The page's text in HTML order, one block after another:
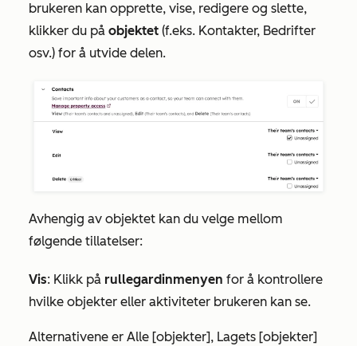
brukeren kan opprette, vise, redigere og slette,
klikker du på objektet (f.eks. Kontakter, Bedrifter
osv.) for å utvide delen.
Avhengig av objektet kan du velge mellom
følgende tillatelser:
Vis: Klikk på rullegardinmenyen for å kontrollere
hvilke objekter eller aktiviteter brukeren kan se.
Alternativene er Alle [objekter], Lagets [objekter]